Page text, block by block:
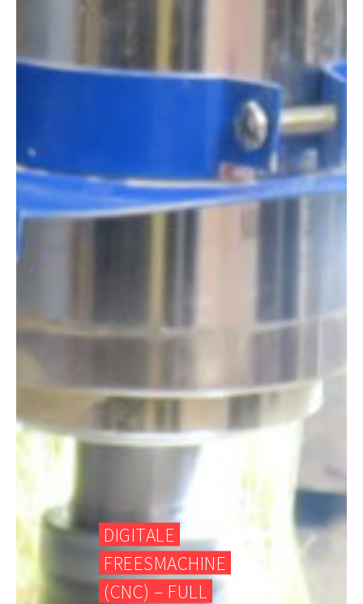
DIGITALE
FREESMACHINE
(CNC) – FULL